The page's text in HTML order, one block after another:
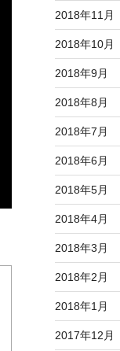
2018年11月
2018年10月
2018年9月
2018年8月
2018年7月
2018年6月
2018年5月
2018年4月
2018年3月
2018年2月
2018年1月
2017年12月